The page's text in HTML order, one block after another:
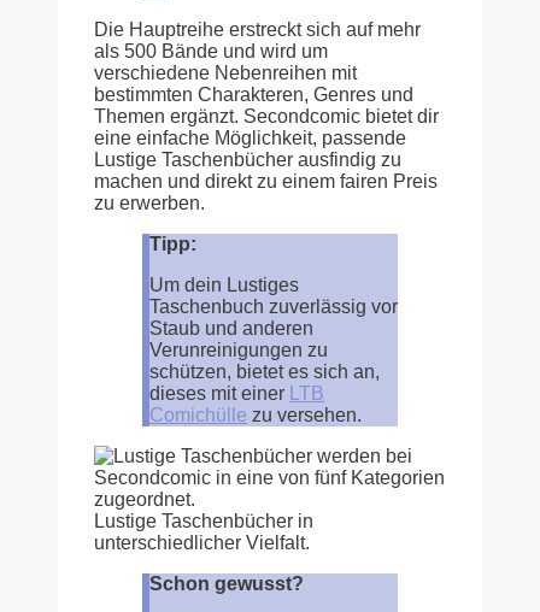
Die Hauptreihe erstreckt sich auf mehr
als 500 Bände und wird um
verschiedene Nebenreihen mit
bestimmten Charakteren, Genres und
Themen ergänzt. Secondcomic bietet dir
eine einfache Möglichkeit, passende
Lustige Taschenbücher ausfindig zu
machen und direkt zu einem fairen Preis
zu erwerben.
Tipp:
Um dein Lustiges
Taschenbuch zuverlässig vor
Staub und anderen
Verunreinigungen zu
schützen, bietet es sich an,
dieses mit einer
LTB
Comichülle zu versehen.
Lustige Taschenbücher in
unterschiedlicher Vielfalt.
Schon gewusst?